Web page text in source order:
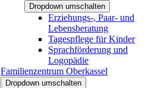
Dropdown umschalten
Erziehungs-, Paar- und
Lebensberatung
Tagespflege für Kinder
Sprachförderung und
Logopädie
Familienzentrum Oberkassel
Dropdown umschalten